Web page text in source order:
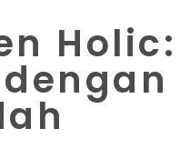
Holic: